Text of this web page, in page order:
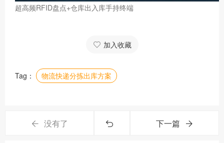
超高频RFID盘点+仓库出入库手持终端
加入收藏
Tag： 物流快递分拣出库方案
没有了 下一篇